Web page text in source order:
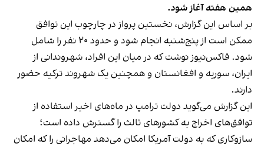
همین هفته آغاز شود.
بر اساس این گزارش، نخستین پرواز در چارچوب این توافق
ممکن است از پنج‌شنبه انجام شود و حدود ۲۰ نفر را شامل
شود. فاکس‌نیوز نوشت که در میان این افراد، شهروندانی از
ایران، سوریه و افغانستان و همچنین یک شهروند ترکیه حضور
دارند.
این گزارش می‌گوید دولت ترامپ در ماه‌های اخیر استفاده از
توافق‌های اخراج به کشورهای ثالث را گسترش داده است؛
سازوکاری که به دولت آمریکا امکان می‌دهد مهاجرانی را که امکان